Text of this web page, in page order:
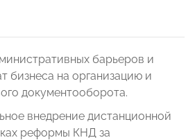
барьеров и
бизнеса на организацию и
документооборота.
внедрение дистанционной
реформы КНД за